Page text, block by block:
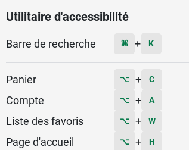
Utilitaire d'accessibilité
Barre de recherche ⌘ + K
Panier ⌥ + C
Compte ⌥ + A
Liste des favoris ⌥ + W
Page d'accueil ⌥ + H
Menu